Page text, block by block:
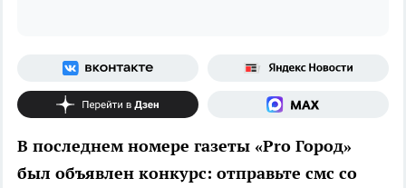
В последнем номере газеты «Pro Город»
был объявлен конкурс: отправьте смс со